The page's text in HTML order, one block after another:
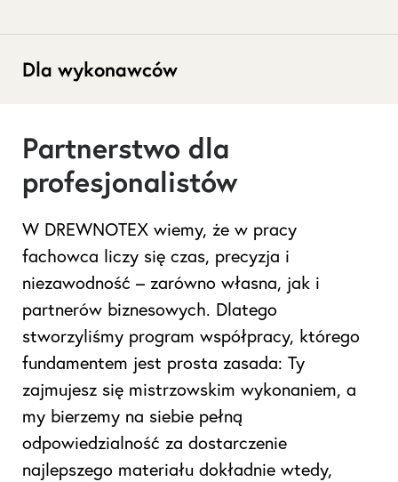
Dla wykonawców
Partnerstwo dla
profesjonalistów
W DREWNOTEX wiemy, że w pracy
fachowca liczy się czas, precyzja i
niezawodność – zarówno własna, jak i
partnerów biznesowych. Dlatego
stworzyliśmy program współpracy, którego
fundamentem jest prosta zasada: Ty
zajmujesz się mistrzowskim wykonaniem, a
my bierzemy na siebie pełną
odpowiedzialność za dostarczenie
najlepszego materiału dokładnie wtedy,